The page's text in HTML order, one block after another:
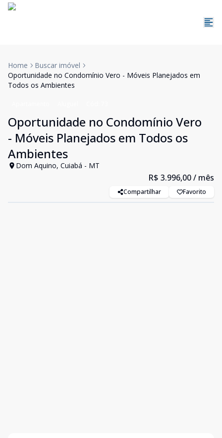
Home
Buscar imóvel
Oportunidade no Condomínio Vero - Móveis Planejados em
Todos os Ambientes
Oportunidade no Condomínio Vero
- Móveis Planejados em Todos os
Ambientes
Dom Aquino, Cuiabá - MT
R$ 3.996,00/ mês
Compartilhar Favorito